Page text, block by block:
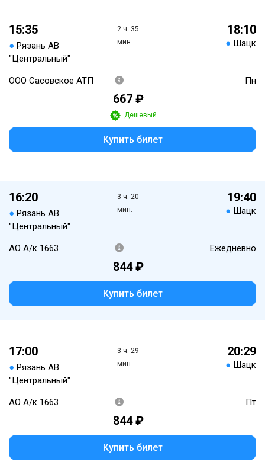
15:35
● Рязань АВ
"Центральный"
2 ч. 35
мин.
18:10
● Шацк
ООО Сасовское АТП Пн
667 ₽
Дешевый
Купить билет
16:20
● Рязань АВ
"Центральный"
3 ч. 20
мин.
19:40
● Шацк
АО А/к 1663 Ежедневно
844 ₽
Купить билет
17:00
● Рязань АВ
"Центральный"
3 ч. 29
мин.
20:29
● Шацк
АО А/к 1663 Пт
844 ₽
Купить билет